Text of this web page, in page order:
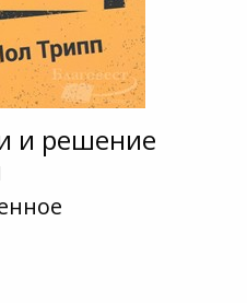
и решение